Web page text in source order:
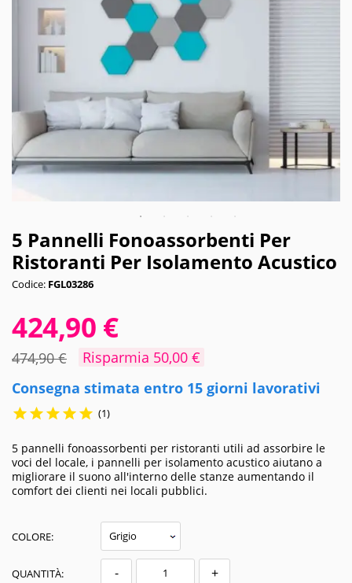
5 Pannelli Fonoassorbenti Per
Ristoranti Per Isolamento Acustico
Codice: FGL03286
424,90 €
474,90 €
Risparmia 50,00 €
Consegna stimata entro 15 giorni lavorativi
 (1)
5 pannelli fonoassorbenti per ristoranti utili ad assorbire le
voci del locale, i pannelli per isolamento acustico aiutano a
migliorare il suono all'interno delle stanze aumentando il
comfort dei clienti nei locali pubblici.
COLORE:
QUANTITÀ: - +